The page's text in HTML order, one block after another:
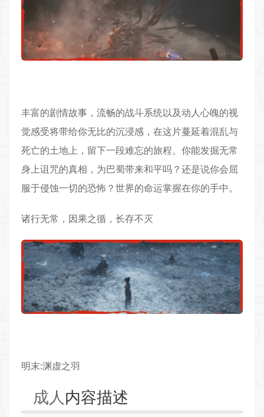
丰富的剧情故事，流畅的战斗系统以及动人心魄的视
觉感受将带给你无比的沉浸感，在这片蔓延着混乱与
死亡的土地上，留下一段难忘的旅程。你能发掘无常
身上诅咒的真相，为巴蜀带来和平吗？还是说你会屈
服于侵蚀一切的恐怖 ？世界的命运掌握在你的手中。
诸行无常，因果之循，长存不灭
明末:渊虚之羽
成人内容描述